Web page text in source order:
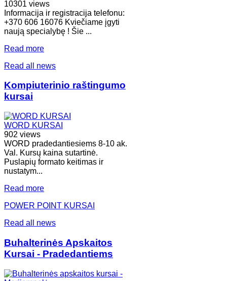
10301 views
Informacija ir registracija telefonu:
+370 606 16076 Kviečiame įgyti
naują specialybę ! Šie ...
Read more
Read all news
Kompiuterinio raštingumo
kursai
WORD KURSAI
902 views
WORD pradedantiesiems 8-10 ak.
Val. Kursų kaina sutartinė.
Puslapių formato keitimas ir
nustatym...
Read more
POWER POINT KURSAI
Read all news
Buhalterinės Apskaitos
Kursai - Pradedantiems